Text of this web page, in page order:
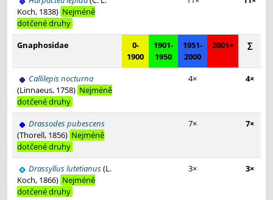
Koch, 1838) Nejméně
dotčené druhy
Gnaphosidae
0-
1900
1901-
1950
1951-
2000
2001+ ∑
Callilepis nocturna
(Linnaeus, 1758) Nejméně
dotčené druhy
4× 4×
Drassodes pubescens
(Thorell, 1856) Nejméně
dotčené druhy
7× 7×
Drassyllus lutetianus(L.
Koch, 1866) Nejméně
dotčené druhy
3× 3×